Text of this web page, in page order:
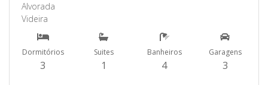
Alvorada
Videira
Dormitórios
3
Suites
1
Banheiros
4
Garagens
3